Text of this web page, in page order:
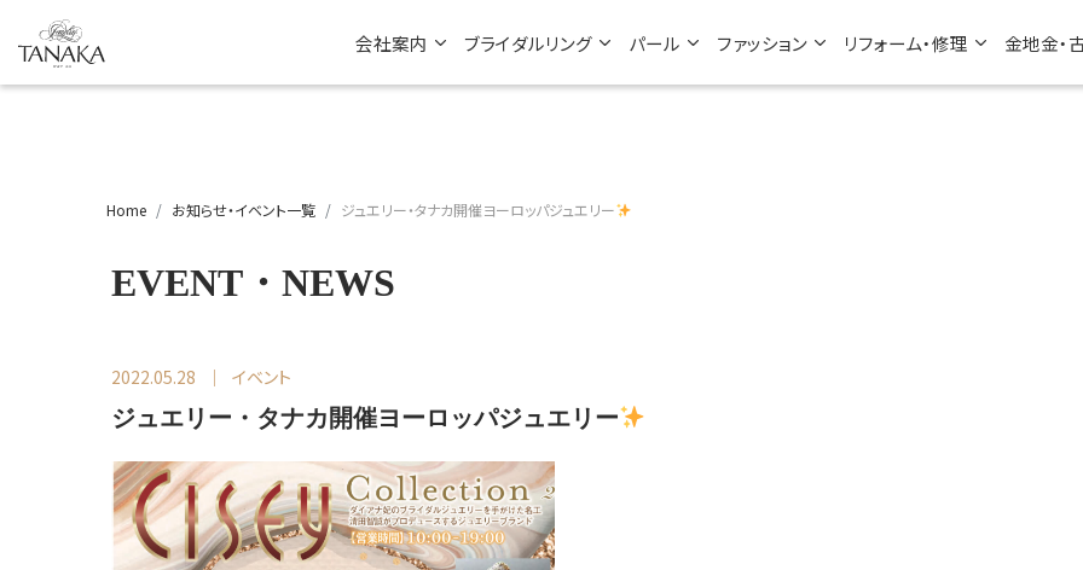
会社案内 ブライダルリング パール ファッション リフォーム・修理 金地金・
Home お知らせ・イベント一覧 ジュエリー・タナカ開催ヨーロッパジュエリー
EVENT・NEWS
2022.05.28 イベント
ジュエリー・タナカ開催ヨーロッパジュエリー